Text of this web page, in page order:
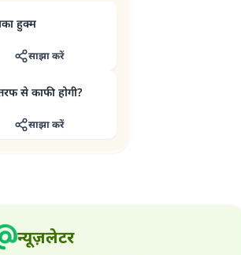
हुक्म
साझा करें
से काफी होगी?
साझा करें
न्यूज़लेटर